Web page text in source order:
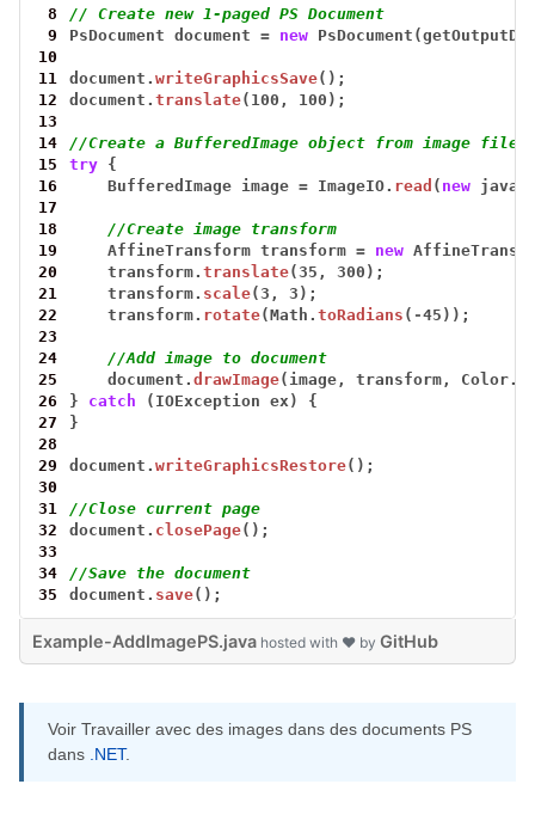
8
// Create new 1-paged PS Document
9
PsDocument document = new
10
11
document.writeGraphicsSave();
12
document.translate(100,
100);
13
14
//Create a BufferedImage object from image file
15
try {
16
BufferedImage image = ImageIO. read ( new java.
17
18
//Create image transform
19
AffineTransform transform = new
20
transform.translate(35,
300);
21
transform. scale(3,
3);
22
transform. rotate(Math.toRadians ( -45));
23
24
//Add image to document
25
document.drawImage(image, transform, Color.
26
} catch (IOException ex)
{
27
}
28
29
document.writeGraphicsRestore();
30
31
//Close current page
32
document. closePage();
33
34
//Save the document
35
document. save();
Example-AddImagePS.java hosted with ❤ by GitHub
Voir Travailler avec des images dans des documents PS
dans .NET.